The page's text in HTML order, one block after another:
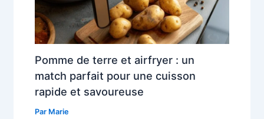
Pomme de terre et airfryer : un
match parfait pour une cuisson
rapide et savoureuse
Par Marie